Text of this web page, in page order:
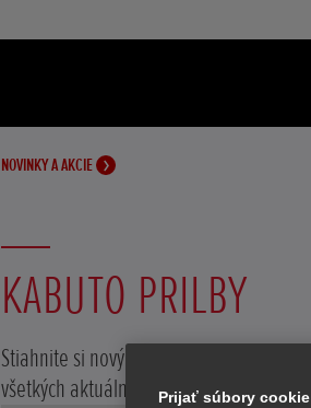
NOVINKY A AKCIE
KABUTO PRILBY
Stiahnite si nový katalóg prilieb Kabuto s
všetkých aktuálne ponúkaných
Prijať súbory